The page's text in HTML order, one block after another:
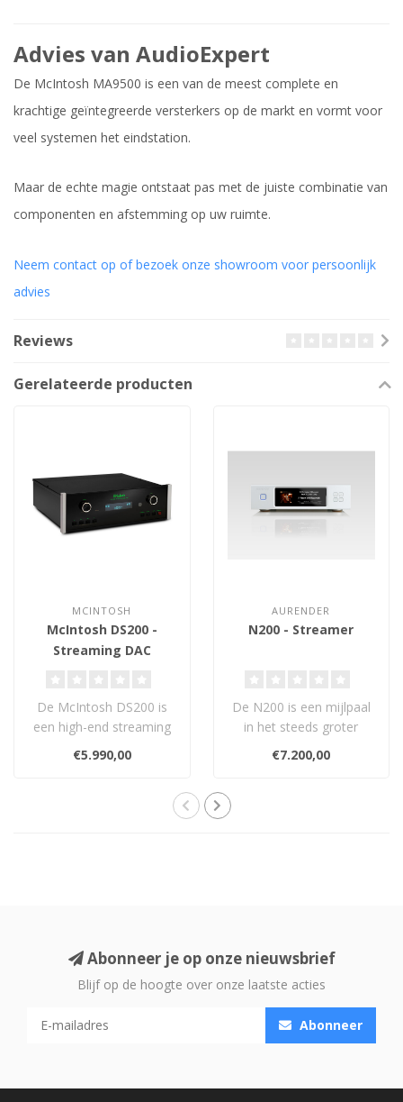
Advies van AudioExpert
De McIntosh MA9500 is een van de meest complete en
krachtige geïntegreerde versterkers op de markt en vormt voor
veel systemen het eindstation.
Maar de echte magie ontstaat pas met de juiste combinatie van
componenten en afstemming op uw ruimte.
Neem contact op of bezoek onze showroom voor persoonlijk
advies
Reviews
Gerelateerde producten
MCINTOSH
McIntosh DS200 -
Streaming DAC
De McIntosh DS200 is
een high-end streaming
DAC met AirPlay, Google
Cast, Roon e..
€5.990,00
AURENDER
N200 - Streamer
De N200 is een mijlpaal
in het steeds groter
wordende aanbod van
muziekserver/st..
€7.200,00
Abonneer je op onze nieuwsbrief
Blijf op de hoogte over onze laatste acties
Abonneer